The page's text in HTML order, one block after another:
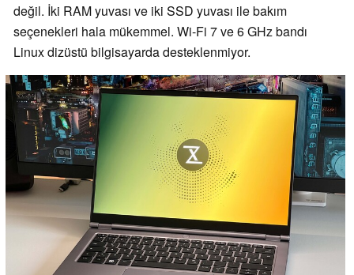
değil. İki RAM yuvası ve iki SSD yuvası ile bakım
seçenekleri hala mükemmel. Wi-Fi 7 ve 6 GHz bandı
Linux dizüstü bilgisayarda desteklenmiyor.